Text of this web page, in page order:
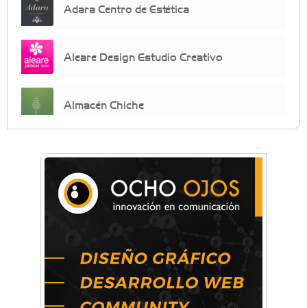
Adara Centro de Estética
Aleare Design Estudio Creativo
Almacén Chiche
crecimiento personal
Arq. Horacio Alejandro Sánchez
Artística ApasionArte